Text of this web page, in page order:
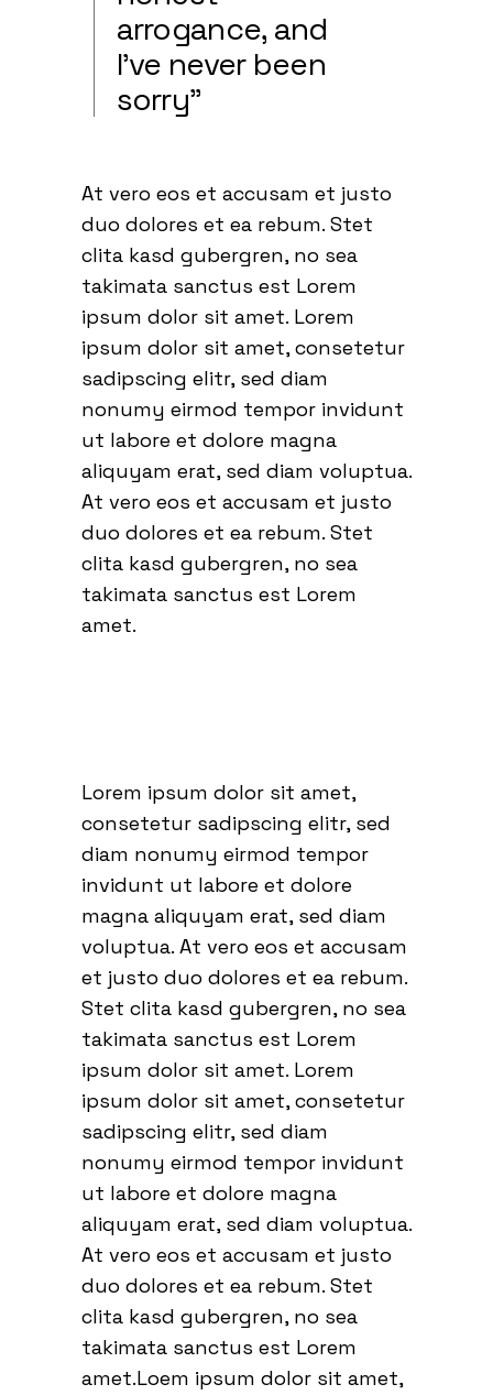
arrogance, and
I’ve never been
sorry”
At vero eos et accusam et justo
duo dolores et ea rebum. Stet
clita kasd gubergren, no sea
takimata sanctus est Lorem
ipsum dolor sit amet. Lorem
ipsum dolor sit amet, consetetur
sadipscing elitr, sed diam
nonumy eirmod tempor invidunt
ut labore et dolore magna
aliquyam erat, sed diam voluptua.
At vero eos et accusam et justo
duo dolores et ea rebum. Stet
clita kasd gubergren, no sea
takimata sanctus est Lorem
amet.
Lorem ipsum dolor sit amet,
consetetur sadipscing elitr, sed
diam nonumy eirmod tempor
invidunt ut labore et dolore
magna aliquyam erat, sed diam
voluptua. At vero eos et accusam
et justo duo dolores et ea rebum.
Stet clita kasd gubergren, no sea
takimata sanctus est Lorem
ipsum dolor sit amet. Lorem
ipsum dolor sit amet, consetetur
sadipscing elitr, sed diam
nonumy eirmod tempor invidunt
ut labore et dolore magna
aliquyam erat, sed diam voluptua.
At vero eos et accusam et justo
duo dolores et ea rebum. Stet
clita kasd gubergren, no sea
takimata sanctus est Lorem
amet.Loem ipsum dolor sit amet,